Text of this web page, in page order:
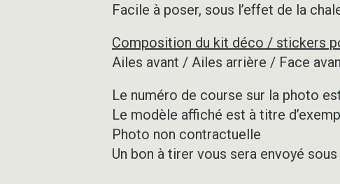
Facile à poser, sous l’effet de la
Composition du kit déco / stickers
Ailes avant / Ailes arrière / Face
Le numéro de course sur la photo
Le modèle affiché est à titre
Photo non contractuelle
Un bon à tirer vous sera envoyé